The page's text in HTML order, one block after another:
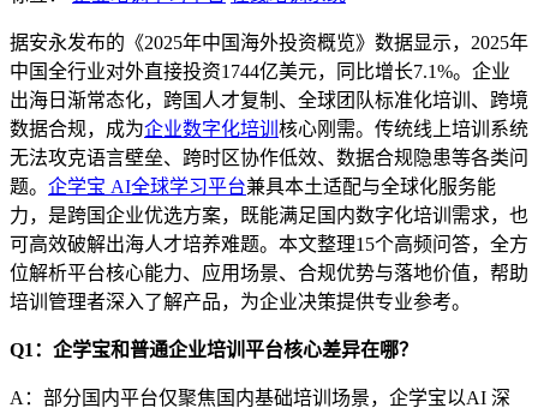
据安永发布的《2025年中国海外投资概览》数据显示，2025年
中国全行业对外直接投资1744亿美元，同比增长7.1%。企业
出海日渐常态化，跨国人才复制、全球团队标准化培训、跨境
数据合规，成为企业数字化培训 核心刚需。传统线上培训系统
无法攻克语言壁垒、跨时区协作低效、数据合规隐患等各类问
题。 企学宝 AI全球学习平台兼具本土适配与全球化服务能
力，是跨国企业优选方案，既能满足国内数字化培训需求，也
可高效破解出海人才培养难题。本文整理15个高频问答，全方
位解析平台核心能力、应用场景、合规优势与落地价值，帮助
培训管理者深入了解产品，为企业决策提供专业参考。
Q1：企学宝和普通企业培训平台核心差异在哪？
A：部分国内平台仅聚焦国内基础培训场景，企学宝以AI 深